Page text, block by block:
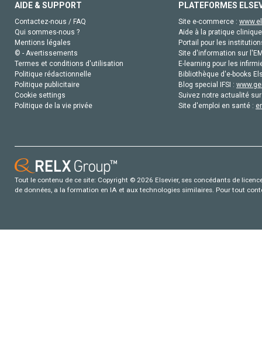
AIDE & SUPPORT
Contactez-nous / FAQ
Qui sommes-nous ?
Mentions légales
© - Avertissements
Termes et conditions d'utilisation
Politique rédactionnelle
Politique publicitaire
Cookie settings
Politique de la vie privée
PLATEFORMES
Site e-commerce :
Aide à la pratique
Portail pour les
Site d'information sur
E-learning pour les
Bibliothèque d'e-books
Blog special IFSI :
Suivez notre actualité
Site d'emploi en santé :
Tout le contenu de ce site: Copyright © 2026 Elsevier, ses concédants de
de données, a la formation en IA et aux technologies similaires. Pour tout